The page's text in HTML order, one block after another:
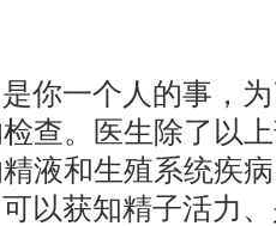
你一个人的事，
查。医生除了以
液和生殖系统疾
以获知精子活力